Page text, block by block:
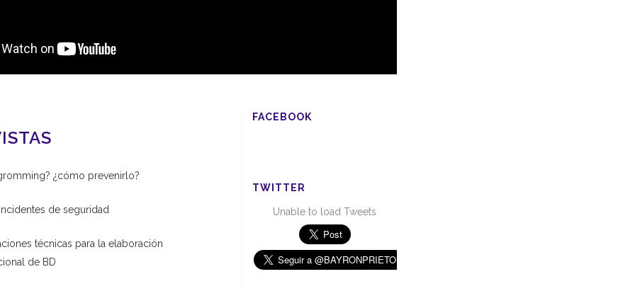
¿cómo prevenirlo?
de seguridad
técnicas para la elaboración
de BD
FACEBOOK
TWITTER
Unable to load Tweets